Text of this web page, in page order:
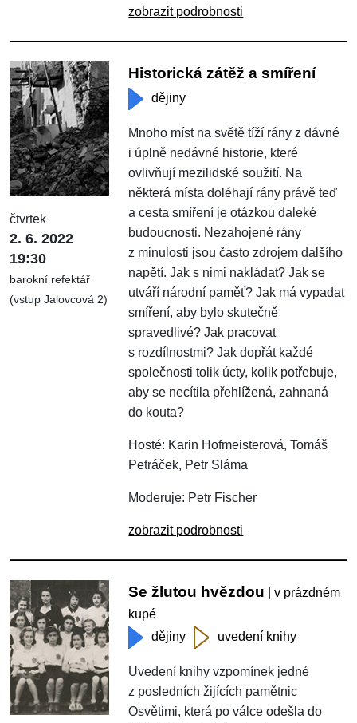
zobrazit podrobnosti
čtvrtek
2. 6. 2022
19:30
barokní refektář
(vstup Jalovcová 2)
Historická zátěž a smíření
dějiny
Mnoho míst na světě tíží rány z dávné
i úplně nedávné historie, které
ovlivňují mezilidské soužití. Na
některá místa doléhají rány právě teď
a cesta smíření je otázkou daleké
budoucnosti. Nezahojené rány
z minulosti jsou často zdrojem dalšího
napětí. Jak s nimi nakládat? Jak se
utváří národní paměť? Jak má vypadat
smíření, aby bylo skutečně
spravedlivé? Jak pracovat
s rozdílnostmi? Jak dopřát každé
společnosti tolik úcty, kolik potřebuje,
aby se necítila přehlížená, zahnaná
do kouta?
Hosté: Karin Hofmeisterová, Tomáš
Petráček, Petr Sláma
Moderuje: Petr Fischer
zobrazit podrobnosti
Se žlutou hvězdou | v prázdném
kupé
dějiny
uvedení knihy
Uvedení knihy vzpomínek jedné
z posledních žijících pamětnic
Osvětimi, která po válce odešla do